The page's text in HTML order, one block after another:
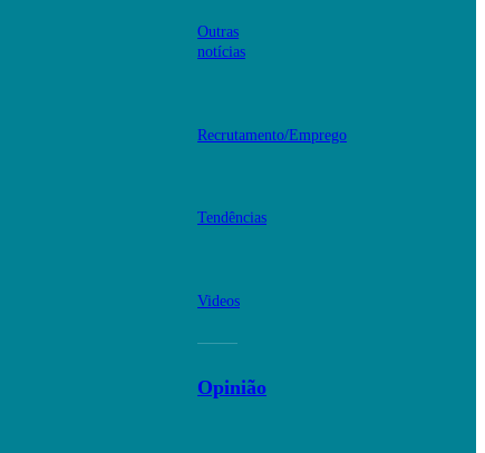
Outras
notícias
Recrutamento/Emprego
Tendências
Videos
Opinião